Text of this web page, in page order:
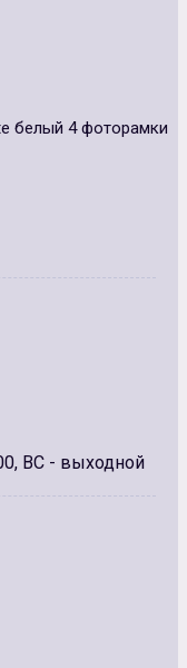
белый 4 фоторамки
ВС - выходной